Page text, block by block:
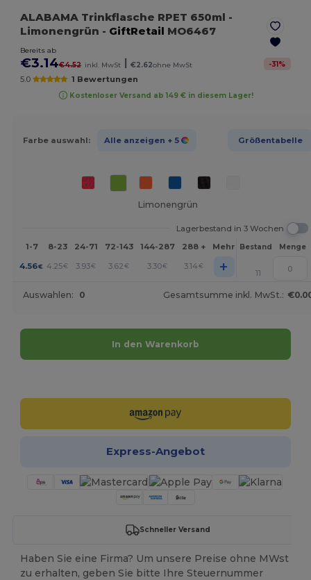
ALABAMA Trinkflasche RPET 650ml -
Limonengrün - GiftRetail MO6467
Bereits ab
€3.14€4.52 inkl. MwSt | €2.62ohne MwSt -31%
5.0 1 Bewertungen
Kostenloser Versand ab 149 € in diesem Lager!
Farbe auswahl: Alle anzeigen + 5 Größentabelle
Limonengrün
Lagerbestand in 3 Wochen
1-7
8-23 24-71 72-143 144-287 288 + Mehr Bestand Menge
4.56€ 4.25€ 3.93€ 3.62 € 3.30€ 3.14€ + 11
Auswahlen: 0 Gesamtsumme inkl. MwSt.:
In den Warenkorb
Express-Angebot
Schneller Versand
Haben Sie eine Firma? Um unsere Preise ohne MWst
zu erhalten, geben Sie bitte Ihre Steuernummer